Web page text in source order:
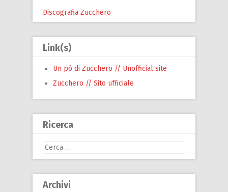
Discografia Zucchero
Link(s)
Un pò di Zucchero // Unofficial site
Zucchero // Sito ufficiale
Ricerca
Ricerca
Archivi